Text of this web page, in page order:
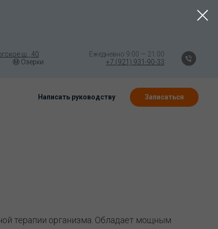
ш., 40
Ежедневно 9:00 — 21:00
Ⓜ️ Озерки
+7 (921) 931-90-33
Написать руководству Записаться
терапии организма. Обладает мощным